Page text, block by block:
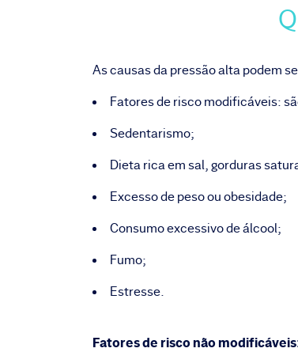
As causas da pressão alta podem
Fatores de risco modificáveis:
Sedentarismo;
Dieta rica em sal, gorduras
Excesso de peso ou obesidade;
Consumo excessivo de álcool;
Fumo;
Estresse.
Fatores de risco não